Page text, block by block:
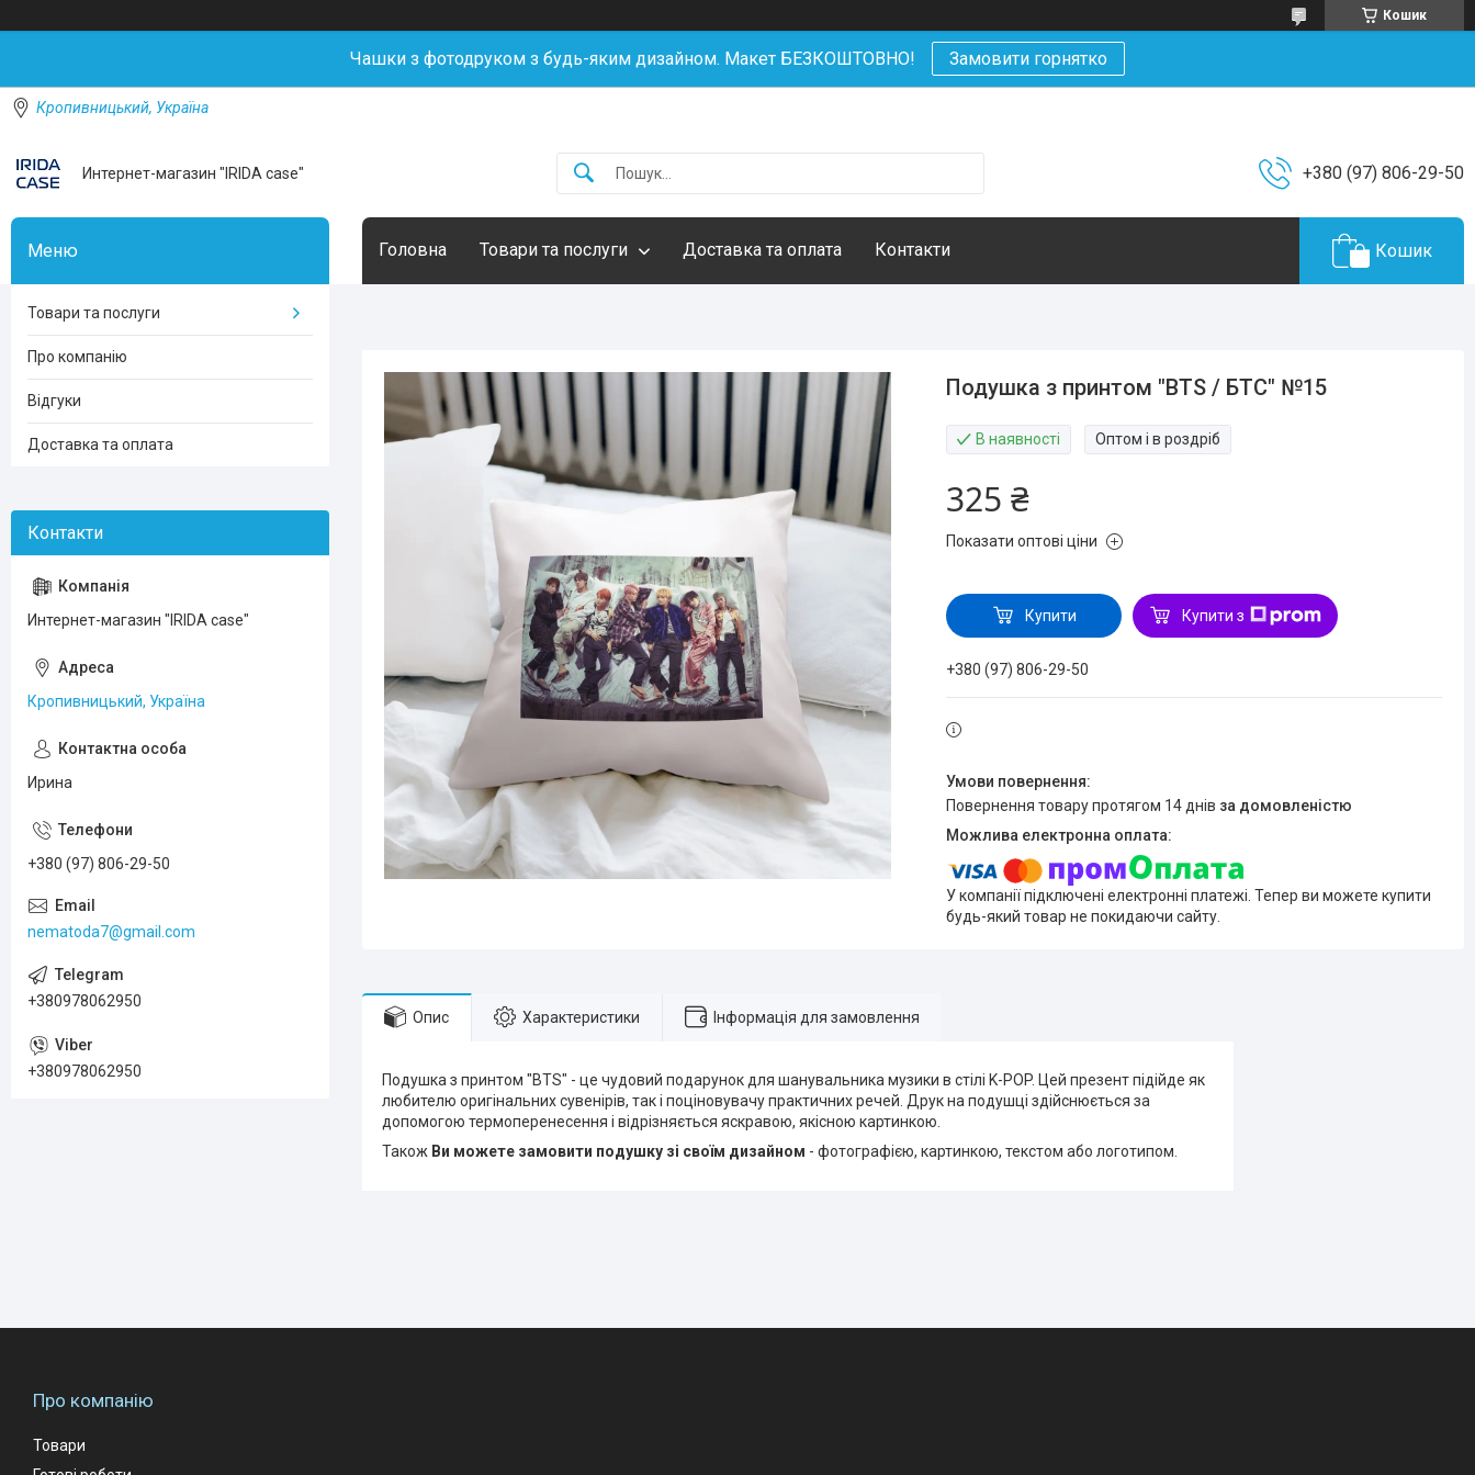
Кошик
Чашки з фотодруком з будь-яким дизайном. Макет БЕЗКОШТОВНО! Замовити горнятко
Кропивницький, Україна
Интернет-магазин "IRIDA case" +380 (97) 806-29-50
Головна Товари та послуги Доставка та оплата Контакти Кошик
Подушка з принтом "BTS / БТС" №15
В наявності Оптом і в роздріб
325 ₴
Показати оптові ціни
Купити Купити з
+380 (97) 806-29-50
повернення товару протягом 14 днів за домовленістю
У компанії підключені електронні платежі. Тепер ви можете купити
будь-який товар не покидаючи сайту.
Опис Характеристики Інформація для замовлення
Подушка з принтом "BTS" - це чудовий подарунок для шанувальника музики в стілі K-POP. Цей презент підійде як
любителю оригінальних сувенірів, так і поціновувачу практичних речей. Друк на подушці здійснюється за
допомогою термоперенесення і відрізняється яскравою, якісною картинкою.
Також Ви можете замовити подушку зі своїм дизайном - фотографією, картинкою, текстом або логотипом.
Товари та послуги
Про компанію
Відгуки
Доставка та оплата
Интернет-магазин "IRIDA case"
Кропивницький, Україна
Ирина
+380 (97) 806-29-50
nematoda7@gmail.com
+380978062950
+380978062950
Про компанію
Товари